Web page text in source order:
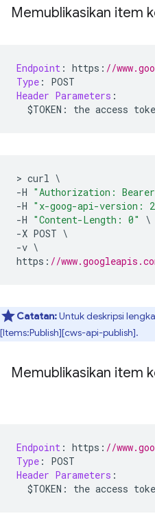
Memublikasikan item
Endpoint : https : //
Type :
POST
Header Parameters :
$TOKEN : the access
> curl \
-H "Authorization: Bearer
-H "x-goog-api-version:
-H "Content-Length: 0"
\
-X POST \
-v \
https : //
Catatan:Untuk deskripsi
[Items:Publish][cws-api-publish].
Memublikasikan item
Endpoint : https : //
Type :
POST
Header Parameters :
$TOKEN : the access